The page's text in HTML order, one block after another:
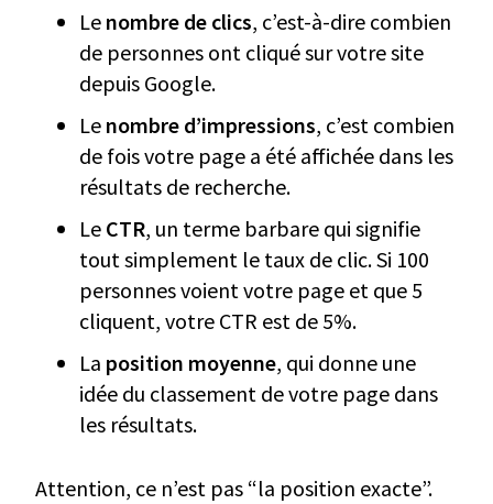
Le nombre de clics, c’est-à-dire combien
de personnes ont cliqué sur votre site
depuis Google.
Le nombre d’impressions, c’est combien
de fois votre page a été affichée dans les
résultats de recherche.
Le CTR, un terme barbare qui signifie
tout simplement le taux de clic. Si 100
personnes voient votre page et que 5
cliquent, votre CTR est de 5%.
La position moyenne, qui donne une
idée du classement de votre page dans
les résultats.
Attention, ce n’est pas “la position exacte”.